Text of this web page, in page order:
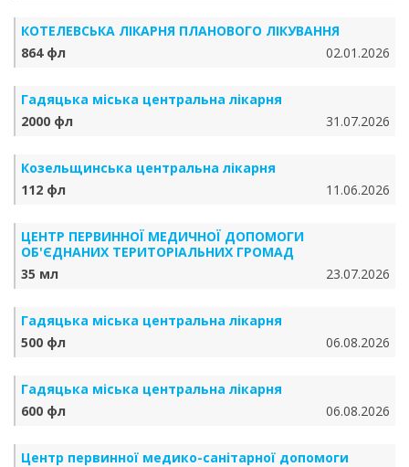
КОТЕЛЕВСЬКА ЛІКАРНЯ ПЛАНОВОГО ЛІКУВАННЯ
864 фл
02.01.2026
Гадяцька міська центральна лікарня
2000 фл
31.07.2026
Козельщинська центральна лікарня
112 фл
11.06.2026
ЦЕНТР ПЕРВИННОЇ МЕДИЧНОЇ ДОПОМОГИ
ОБ'ЄДНАНИХ ТЕРИТОРІАЛЬНИХ ГРОМАД
35 мл
23.07.2026
Гадяцька міська центральна лікарня
500 фл
06.08.2026
Гадяцька міська центральна лікарня
600 фл
06.08.2026
Центр первинної медико-санітарної допомоги